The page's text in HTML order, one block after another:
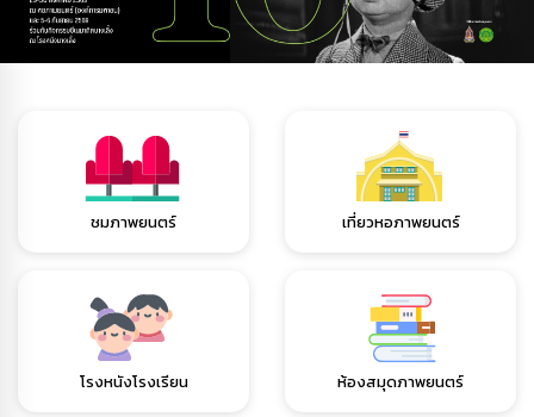
ชมภาพยนตร์ เที่ยวหอภาพยนตร์
โรงหนังโรงเรียน ห้องสมุดภาพยนตร์